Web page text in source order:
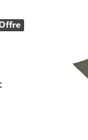
Accessoires
Offre